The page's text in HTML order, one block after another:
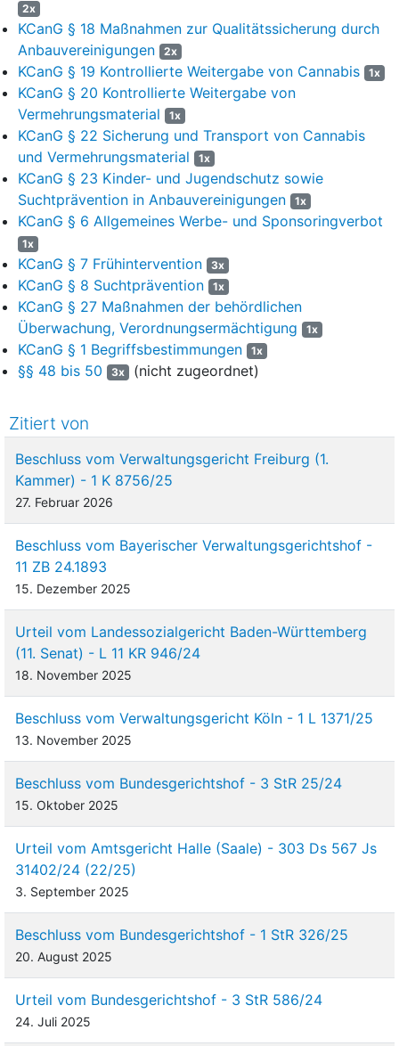
2x
KCanG § 18 Maßnahmen zur Qualitätssicherung durch
Anbauvereinigungen
2x
KCanG § 19 Kontrollierte Weitergabe von Cannabis 1x
KCanG § 20 Kontrollierte Weitergabe von
Vermehrungsmaterial
1x
KCanG § 22 Sicherung und Transport von Cannabis
und Vermehrungsmaterial
1x
KCanG § 23 Kinder- und Jugendschutz sowie
Suchtprävention in Anbauvereinigungen
1x
KCanG § 6 Allgemeines Werbe- und Sponsoringverbot
1x
KCanG § 7 Frühintervention 3x
KCanG § 8 Suchtprävention 1x
KCanG § 27 Maßnahmen der behördlichen
Überwachung, Verordnungsermächtigung
1x
KCanG § 1 Begriffsbestimmungen 1x
§§ 48 bis 50 3x (nicht zugeordnet)
Zitiert von
Beschluss vom Verwaltungsgericht Freiburg (1.
Kammer) - 1 K 8756/25
27. Februar 2026
Beschluss vom Bayerischer Verwaltungsgerichtshof -
11 ZB 24.1893
15. Dezember 2025
Urteil vom Landessozialgericht Baden-Württemberg
(11. Senat) - L 11 KR 946/24
18. November 2025
Beschluss vom Verwaltungsgericht Köln - 1 L 1371/25
13. November 2025
Beschluss vom Bundesgerichtshof - 3 StR 25/24
15. Oktober 2025
Urteil vom Amtsgericht Halle (Saale) - 303 Ds 567 Js
31402/24 (22/25)
3. September 2025
Beschluss vom Bundesgerichtshof - 1 StR 326/25
20. August 2025
Urteil vom Bundesgerichtshof - 3 StR 586/24
24. Juli 2025